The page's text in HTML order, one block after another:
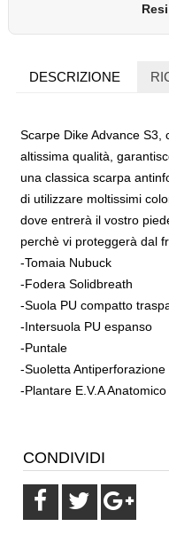
DESCRIZIONE
Scarpe Dike Advance S3,
altissima qualità,
una classica scarpa
di utilizzare moltissimi
dove entrerà il vostro
perchè vi proteggerà dal
-Tomaia Nubuck
-Fodera Solidbreath
-Suola PU compatto
-Intersuola PU espanso
-Puntale
-Suoletta Antiperforazione
-Plantare E.V.A
CONDIVIDI